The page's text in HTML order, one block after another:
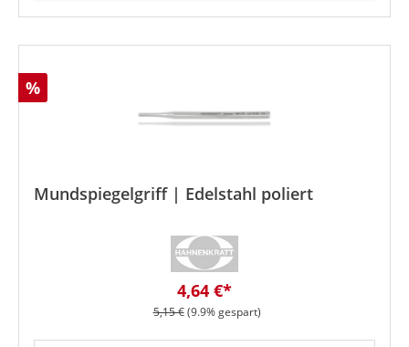
Rabatt
%
Mundspiegelgriff | Edelstahl poliert
Verkaufspreis:
4,64 €*
Regulärer Preis:
5,15 € (9.9% gespart)